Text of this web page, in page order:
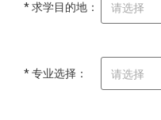
* 求学目的地： 请选择
* 专业选择： 请选择